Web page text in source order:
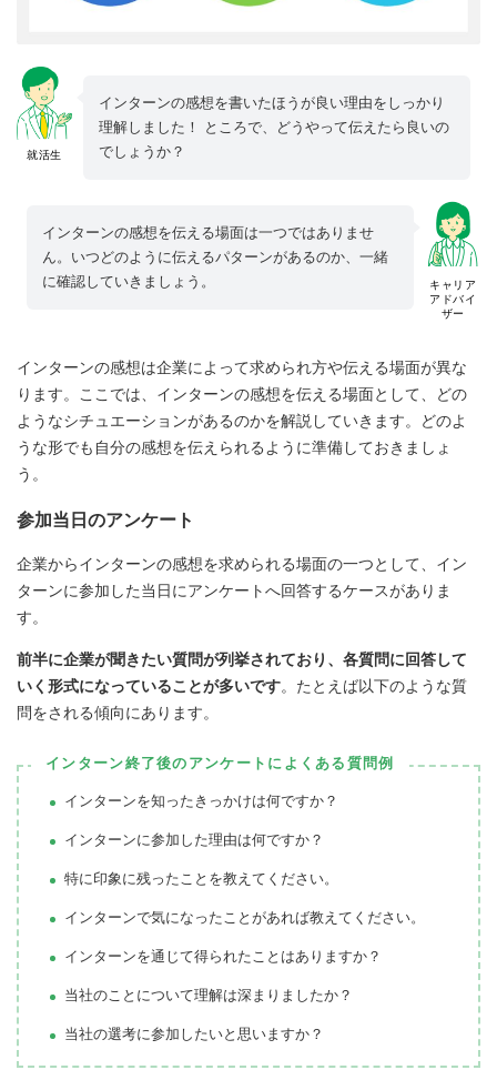
就活生
インターンの感想を書いたほうが良い理由をしっかり
理解しました！ ところで、どうやって伝えたら良いの
でしょうか？
キャリア
アドバイ
ザー
インターンの感想を伝える場面は一つではありませ
ん。いつどのように伝えるパターンがあるのか、一緒
に確認していきましょう。
インターンの感想は企業によって求められ方や伝える場面が異な
ります。ここでは、インターンの感想を伝える場面として、どの
ようなシチュエーションがあるのかを解説していきます。どのよ
うな形でも自分の感想を伝えられるように準備しておきましょ
う。
参加当日のアンケート
企業からインターンの感想を求められる場面の一つとして、イン
ターンに参加した当日にアンケートへ回答するケースがありま
す。
前半に企業が聞きたい質問が列挙されており、各質問に回答して
いく形式になっていることが多いです。たとえば以下のような質
問をされる傾向にあります。
インターン終了後のアンケートによくある質問例
インターンを知ったきっかけは何ですか？
インターンに参加した理由は何ですか？
特に印象に残ったことを教えてください。
インターンで気になったことがあれば教えてください。
インターンを通じて得られたことはありますか？
当社のことについて理解は深まりましたか？
当社の選考に参加したいと思いますか？